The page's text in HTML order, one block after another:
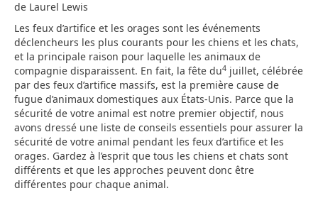
de Laurel Lewis
Les feux d’artifice et les orages sont les événements
déclencheurs les plus courants pour les chiens et les chats,
et la principale raison pour laquelle les animaux de
compagnie disparaissent. En fait, la fête du4 juillet, célébrée
par des feux d’artifice massifs, est la première cause de
fugue d’animaux domestiques aux États-Unis. Parce que la
sécurité de votre animal est notre premier objectif, nous
avons dressé une liste de conseils essentiels pour assurer la
sécurité de votre animal pendant les feux d’artifice et les
orages. Gardez à l’esprit que tous les chiens et chats sont
différents et que les approches peuvent donc être
différentes pour chaque animal.